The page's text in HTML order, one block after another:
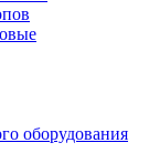
оборудования